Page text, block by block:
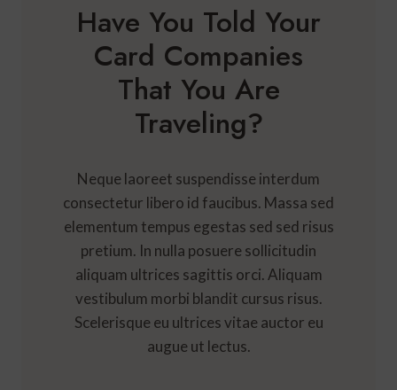
Have You Told Your
Card Companies
That You Are
Traveling?
Neque laoreet suspendisse interdum
consectetur libero id faucibus. Massa sed
elementum tempus egestas sed sed risus
pretium. In nulla posuere sollicitudin
aliquam ultrices sagittis orci. Aliquam
vestibulum morbi blandit cursus risus.
Scelerisque eu ultrices vitae auctor eu
augue ut lectus.